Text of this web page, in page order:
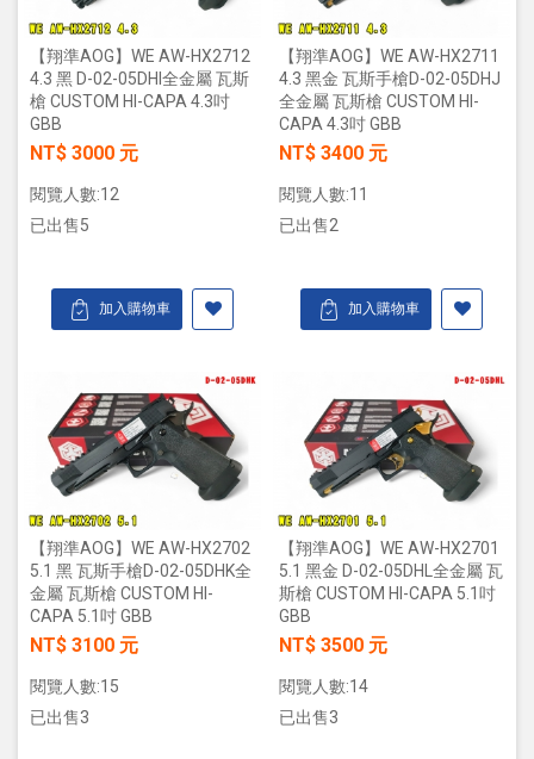
【翔準AOG】WE AW-HX2712
4.3 黑 D-02-05DHI全金屬 瓦斯
槍 CUSTOM HI-CAPA 4.3吋
GBB
NT$ 3000 元
閱覽人數:12
已出售5
加入購物車
【翔準AOG】WE AW-HX2711
4.3 黑金 瓦斯手槍D-02-05DHJ
全金屬 瓦斯槍 CUSTOM HI-
CAPA 4.3吋 GBB
NT$ 3400 元
閱覽人數:11
已出售2
加入購物車
【翔準AOG】WE AW-HX2702
5.1 黑 瓦斯手槍D-02-05DHK全
金屬 瓦斯槍 CUSTOM HI-
CAPA 5.1吋 GBB
NT$ 3100 元
閱覽人數:15
已出售3
【翔準AOG】WE AW-HX2701
5.1 黑金 D-02-05DHL全金屬 瓦
斯槍 CUSTOM HI-CAPA 5.1吋
GBB
NT$ 3500 元
閱覽人數:14
已出售3